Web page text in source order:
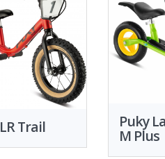
Trail Puky
M Plus